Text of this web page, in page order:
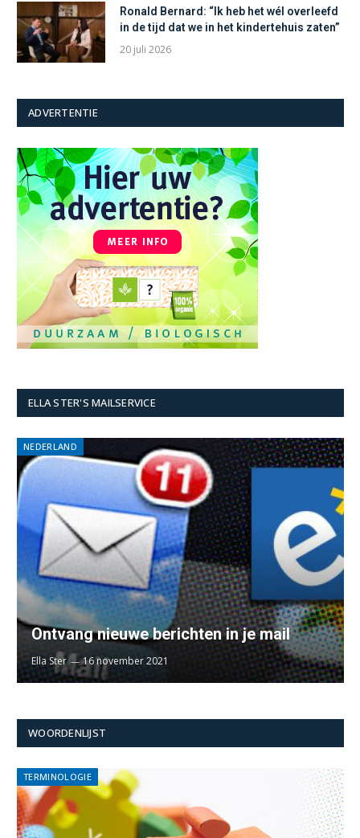
Ronald Bernard: “Ik heb het wél overleefd
in de tijd dat we in het kindertehuis zaten”
20 juli 2026
ADVERTENTIE
ELLA STER'S MAILSERVICE
NEDERLAND
Ontvang nieuwe berichten in je mail
Ella Ster 16 november 2021
WOORDENLIJST
TERMINOLOGIE